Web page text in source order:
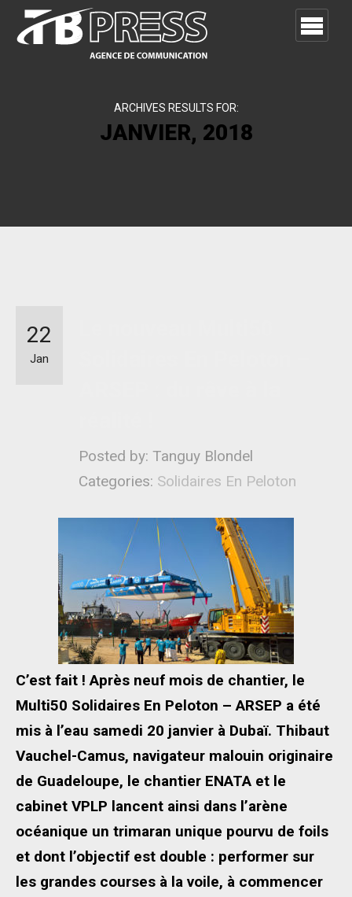
ARCHIVES RESULTS FOR:
JANVIER, 2018
Posted by: Tanguy Blondel
Categories: Solidaires En Peloton
22
Jan
C’est fait ! Après neuf mois de chantier, le
Multi50 Solidaires En Peloton – ARSEP a été
mis à l’eau samedi 20 janvier à Dubaï. Thibaut
Vauchel-Camus, navigateur malouin originaire
de Guadeloupe, le chantier ENATA et le
cabinet VPLP lancent ainsi dans l’arène
océanique un trimaran unique pourvu de foils
et dont l’objectif est double : performer sur
les grandes courses à la voile, à commencer